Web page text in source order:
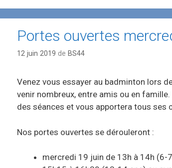
Portes ouvertes
12 juin 2019 de BS44
Venez vous essayer au badminton lors
venir nombreux, entre amis ou en
des séances et vous apportera tous ses
Nos portes ouvertes se dérouleront :
mercredi 19 juin de 13h à 14h (6-